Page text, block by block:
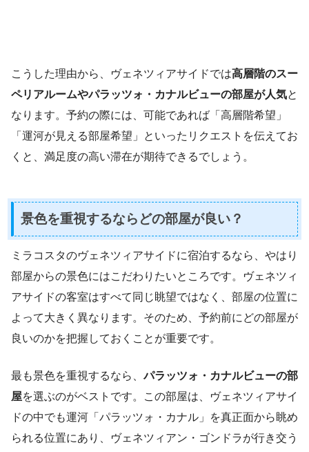
こうした理由から、ヴェネツィアサイドでは高層階のスー
ペリアルームやパラッツォ・カナルビューの部屋が人気と
なります。予約の際には、可能であれば「高層階希望」
「運河が見える部屋希望」といったリクエストを伝えてお
くと、満足度の高い滞在が期待できるでしょう。
景色を重視するならどの部屋が良い？
ミラコスタのヴェネツィアサイドに宿泊するなら、やはり
部屋からの景色にはこだわりたいところです。ヴェネツィ
アサイドの客室はすべて同じ眺望ではなく、部屋の位置に
よって大きく異なります。そのため、予約前にどの部屋が
良いのかを把握しておくことが重要です。
最も景色を重視するなら、パラッツォ・カナルビューの部
屋を選ぶのがベストです。この部屋は、ヴェネツィアサイ
ドの中でも運河「パラッツォ・カナル」を真正面から眺め
られる位置にあり、ヴェネツィアン・ゴンドラが行き交う